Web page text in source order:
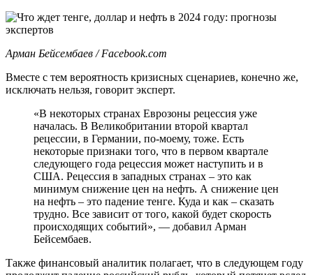
Арман Бейсембаев / Facebook.com
Вместе с тем вероятность кризисных сценариев, конечно же,
исключать нельзя, говорит эксперт.
«В некоторых странах Еврозоны рецессия уже
началась. В Великобритании второй квартал
рецессии, в Германии, по-моему, тоже. Есть
некоторые признаки того, что в первом квартале
следующего года рецессия может наступить и в
США. Рецессия в западных странах – это как
минимум снижение цен на нефть. А снижение цен
на нефть – это падение тенге. Куда и как – сказать
трудно. Все зависит от того, какой будет скорость
происходящих событий», — добавил Арман
Бейсембаев.
Также финансовый аналитик полагает, что в следующем году